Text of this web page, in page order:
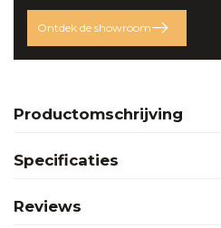
Ontdek de showroom
Productomschrijving
Specificaties
Reviews